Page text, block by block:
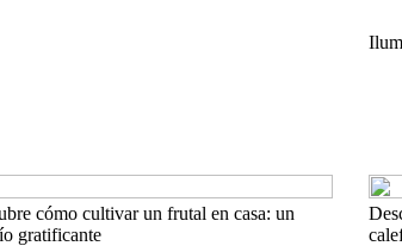
cómo cultivar un frutal en casa: un
gratificante